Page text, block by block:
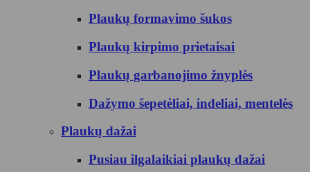
Plaukų formavimo šukos
Plaukų kirpimo prietaisai
Plaukų garbanojimo žnyplės
Dažymo šepetėliai, indeliai, mentelės
Plaukų dažai
Pusiau ilgalaikiai plaukų dažai